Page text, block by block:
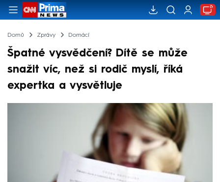
Domů Zprávy Domácí
Špatné vysvědčení? Dítě se může
snažit víc, než si rodič myslí, říká
expertka a vysvětluje